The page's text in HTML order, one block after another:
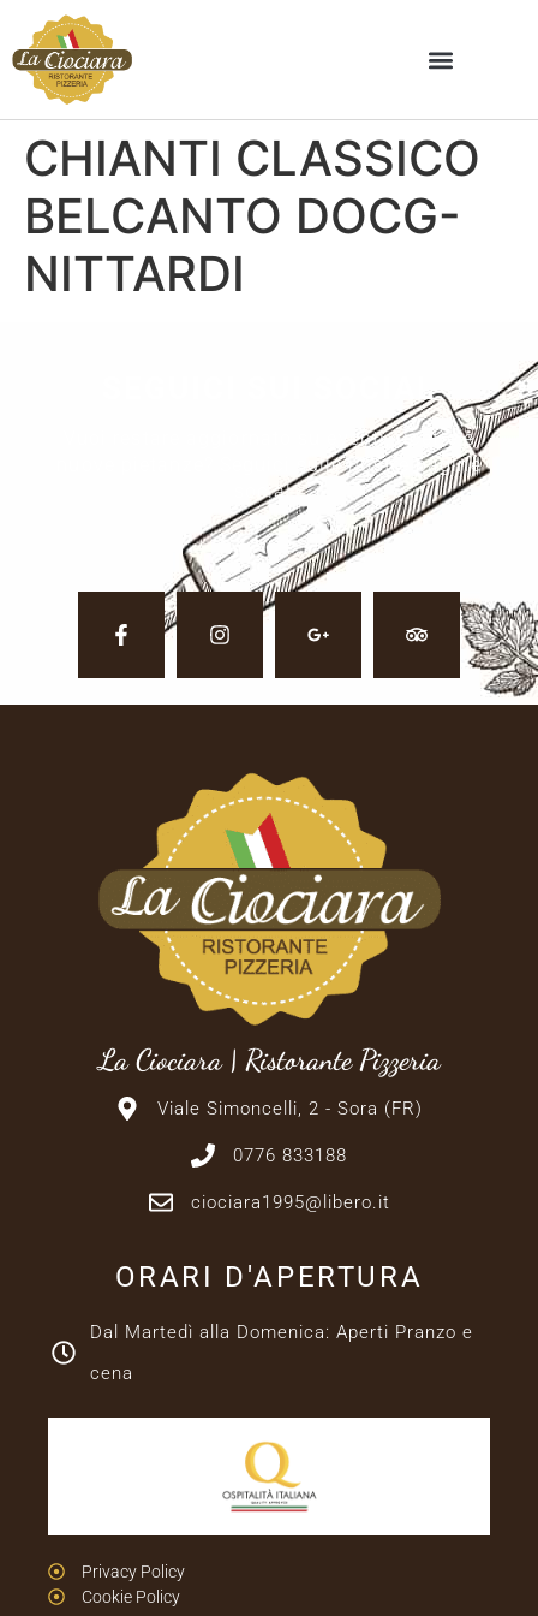
CHIANTI CLASSICO
BELCANTO DOCG-
NITTARDI
SEGUICI SUI SOCIAL
Vuoi restare aggiornato su eventi, ricette e
nuove pietanze? Seguici sulle nostre pagine
social.
La Ciociara | Ristorante Pizzeria
Viale Simoncelli, 2 - Sora (FR)
0776 833188
ciociara1995@libero.it
ORARI D'APERTURA
Dal Martedì alla Domenica: Aperti Pranzo e
cena
Privacy Policy
Cookie Policy